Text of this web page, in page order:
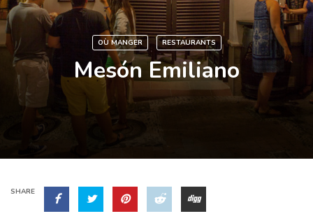
OÙ MANGER RESTAURANTS
Mesón Emiliano
SHARE